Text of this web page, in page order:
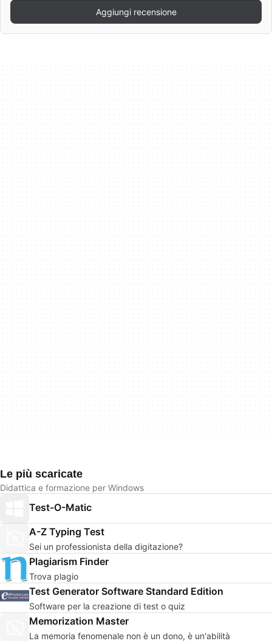
Aggiungi recensione
Le più scaricate
Didattica e formazione per Windows
Test-O-Matic
A-Z Typing Test
Sei un professionista della digitazione?
Plagiarism Finder
Trova plagio
Test Generator Software Standard Edition
Software per la creazione di test o quiz
Memorization Master
La memoria fenomenale non è un dono, è un'abilità